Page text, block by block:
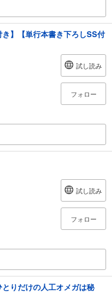
】【単行本書き下ろしSS付
試し読み
フォロー
試し読み
フォロー
りだけの人工オメガは秘